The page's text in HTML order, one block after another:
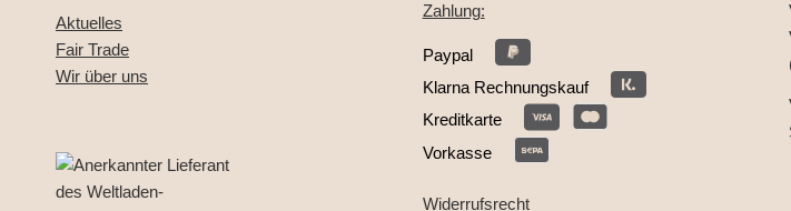
Aktuelles
Fair Trade
Wir über uns
Zahlung:
Paypal
Klarna Rechnungskauf
Kreditkarte
Vorkasse
Widerrufsrecht